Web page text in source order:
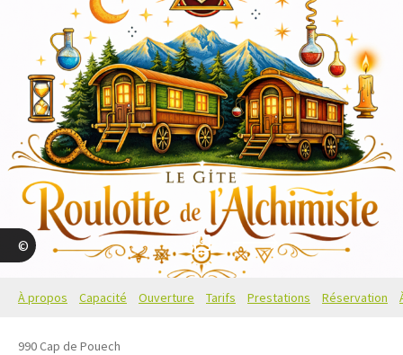
Michel Comte 9
À propos Capacité Ouverture Tarifs Prestations Réservation
990 Cap de Pouech